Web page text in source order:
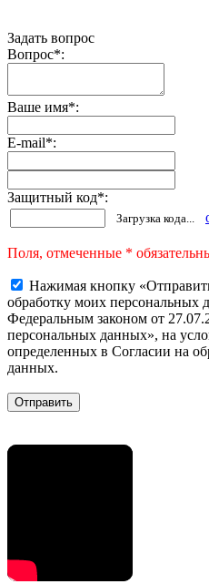
Задать вопрос
Вопрос*:
Ваше имя*:
E-mail*:
Защитный код*:
Загрузка кода...
Поля, отмеченные *
Нажимая кнопку
обработку моих персональных
Федеральным законом от
персональных данных», на
определенных в Согласии на
данных.